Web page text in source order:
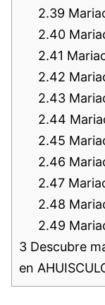
2.39
2.40
2.41
2.42
2.43
2.44
2.45
2.46
2.47
2.48
2.49
3 Descubre
en